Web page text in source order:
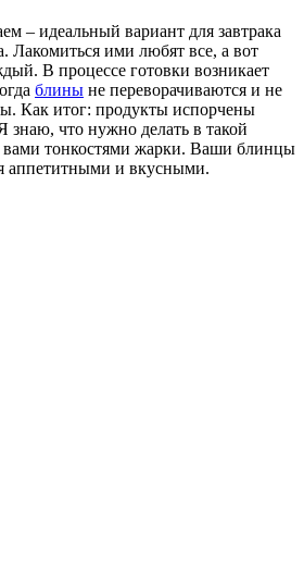
– идеальный вариант для завтрака
Лакомиться ими любят все, а вот
В процессе готовки возникает
блины не переворачиваются и не
Как итог: продукты испорчены
знаю, что нужно делать в такой
вами тонкостями жарки. Ваши блинцы
аппетитными и вкусными.